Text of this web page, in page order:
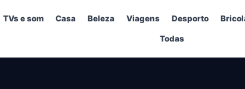
TVs e som Casa Beleza Viagens Desporto
Todas